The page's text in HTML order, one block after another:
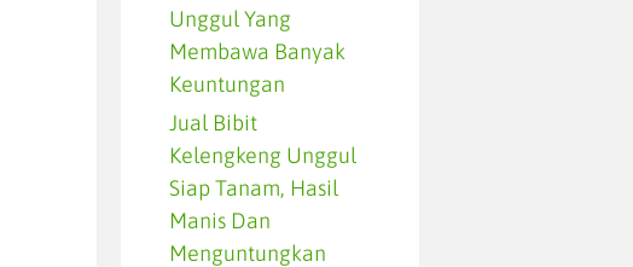
Unggul Yang
Membawa Banyak
Keuntungan
Jual Bibit
Kelengkeng Unggul
Siap Tanam, Hasil
Manis Dan
Menguntungkan